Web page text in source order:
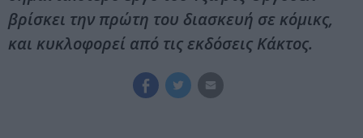
βρίσκει την πρώτη του διασκευή σε κόμικς,
και κυκλοφορεί από τις εκδόσεις Κάκτος.